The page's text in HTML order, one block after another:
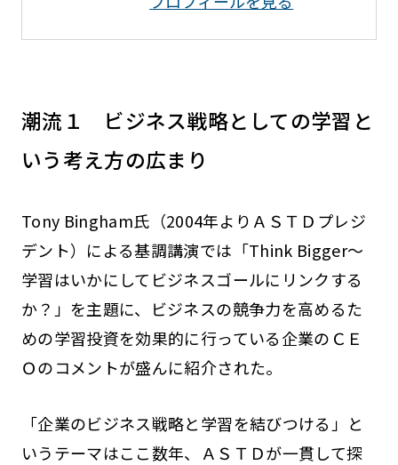
潮流１ ビジネス戦略としての学習と
いう考え方の広まり
Tony Bingham氏（2004年よりＡＳＴＤプレジ
デント）による基調講演では「Think Bigger～
学習はいかにしてビジネスゴールにリンクする
か？」を主題に、ビジネスの競争力を高めるた
めの学習投資を効果的に行っている企業のＣＥ
Ｏのコメントが盛んに紹介された。
「企業のビジネス戦略と学習を結びつける」と
いうテーマはここ数年、ＡＳＴＤが一貫して探